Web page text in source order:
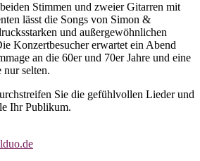
Stimmen und zweier Gitarren mit
lässt die Songs von Simon &
und außergewöhnlichen
Konzertbesucher erwartet ein Abend
an die 60er und 70er Jahre und eine
selten.
Sie die gefühlvollen Lieder und
Ihr Publikum.